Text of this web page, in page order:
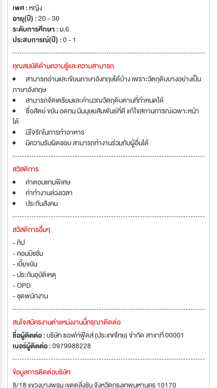
เพศ :หญิง
อายุ(ปี) :20 - 30
ระดับการศึกษา :ม.6
ประสบการณ์(ปี) :0 - 1
คุณสมบัติด้านความรู้และความสามารถ
สามารถอ่านและเขียนภาษาอังกฤษได้บ้าง เพราะวัตถุดิบบางอย่างเป็น
ภาษาอังกฤษ
สามารถจัดเตรียมและคำนวณวัตถุดิบตามที่กำหนดได้
ซื่อสัตย์ ขยัน อดทน มีมนุษยสัมพันธ์ที่ดี แก้ไขสถานการณ์เฉพาะหน้า
ได้
มีใจรักในการทำอาหาร
มีความรับผิดชอบ สามารถทำงานร่วมกับผู้อื่นได้
สวัสดิการ
ค่าตอบแทนพิเศษ
ค่าทำงานล่วงเวลา
ประกันสังคม
สวัสดิการอื่นๆ
- ทิป
- คอมมิชชั่น
- เบี้ยขยัน
- ประกันอุบัติเหตุ
- OPD
- ชุดพนักงาน
สนใจสมัครงานตำแหน่งงานนี้กรุณาติดต่อ
ชื่อผู้ติดต่อ :บริษัท ซอฟท์ฟู๊ดส์ (ประเทศไทย) จำกัด สาขาที่ 00001
เบอร์ผู้ติดต่อ :0979988228
ข้อมูลการติดต่อบริษัท
8/18 แขวงบางพรม เขตตลิ่งชัน จังหวัดกรุงเทพมหานคร 10170